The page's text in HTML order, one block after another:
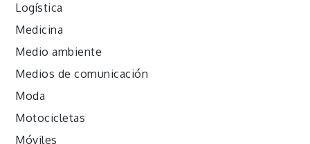
Logística
Medicina
Medio ambiente
Medios de comunicación
Moda
Motocicletas
Móviles